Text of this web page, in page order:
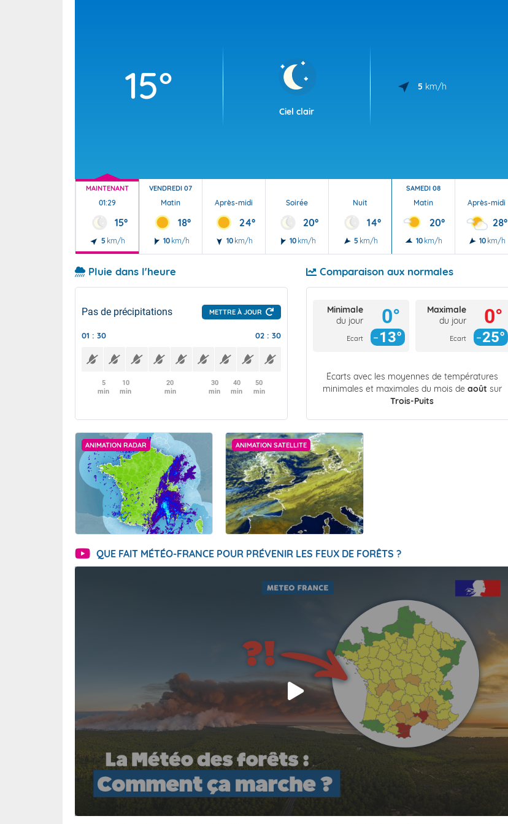
15°
Ciel clair
5 km/h
MAINTENANT
01:29
15°
5 km/h
VENDREDI 07
Matin
18°
10 km/h
Après-midi
24°
10 km/h
Soirée
20°
10 km/h
Nuit
14°
5 km/h
SAMEDI 08
Matin
20°
10 km/h
Après-midi
28°
10 km/h
Pluie dans l'heure
Pas de précipitations METTRE À JOUR
01 : 30 02 : 30
5
min
10
min
20
min
30
min
40
min
50
min
Comparaison aux normales
Minimale
du jour
Ecart
0°
13°
Maximale
du jour
Ecart
0°
25°
Écarts avec les moyennes de températures
minimales et maximales du mois de août sur
Trois-Puits
ANIMATION RADAR ANIMATION SATELLITE
QUE FAIT MÉTÉO-FRANCE POUR PRÉVENIR LES FEUX DE FORÊTS ?